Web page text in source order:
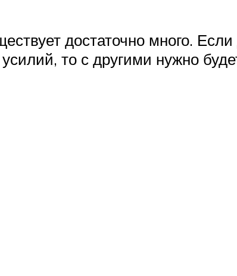
достаточно много.
то с другими нужно